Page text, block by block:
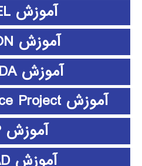
آموزش LISREL
آموزش LUMION
آموزش MAXQDA
آموزش Microsoft Office Project
آموزش PHP
آموزش PSCAD